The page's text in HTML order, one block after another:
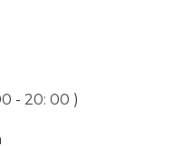
- 20: 00 )